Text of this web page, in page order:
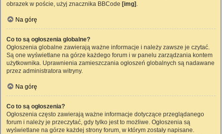
obrazek w poście, użyj znacznika BBCode [img] .
Na górę
Co to są ogłoszenia globalne?
Ogłoszenia globalne zawierają ważne informacje i należy zawsze je czytać.
Są one wyświetlane na górze każdego forum i w panelu zarządzania kontem
użytkownika. Uprawnienia zamieszczania ogłoszeń globalnych są nadawane
przez administratora witryny.
Na górę
Co to są ogłoszenia?
Ogłoszenia często zawierają ważne informacje dotyczące przeglądanego
forum i należy je przeczytać, gdy tylko jest to możliwe. Ogłoszenia są
wyświetlane na górze każdej strony forum, w którym zostały napisane.